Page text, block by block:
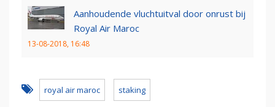
Aanhoudende vluchtuitval door onrust bij
Royal Air Maroc
13-08-2018, 16:48
royal air maroc staking